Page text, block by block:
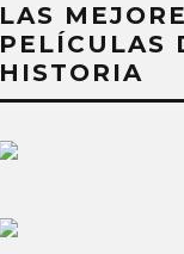
LAS
PELÍCULAS
HISTORIA